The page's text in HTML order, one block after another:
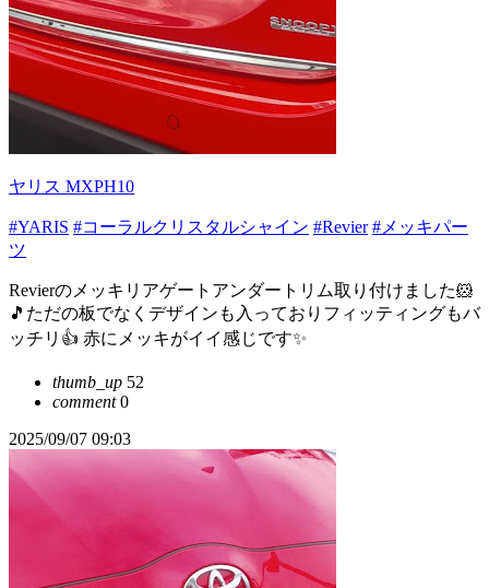
ヤリス MXPH10
#YARIS #コーラルクリスタルシャイン #Revier #メッキパー
ツ
Revierのメッキリアゲートアンダートリム取り付けました🐹
🎵ただの板でなくデザインも入っておりフィッティングもバ
ッチリ👍️ 赤にメッキがイイ感じです✨️
thumb_up 52
comment0
2025/09/07 09:03